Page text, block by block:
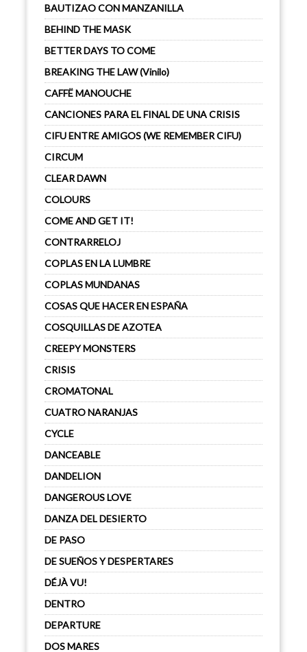
BAUTIZAO CON MANZANILLA
BEHIND THE MASK
BETTER DAYS TO COME
BREAKING THE LAW (Vinilo)
CAFFË MANOUCHE
CANCIONES PARA EL FINAL DE UNA CRISIS
CIFU ENTRE AMIGOS (WE REMEMBER CIFU)
CIRCUM
CLEAR DAWN
COLOURS
COME AND GET IT!
CONTRARRELOJ
COPLAS EN LA LUMBRE
COPLAS MUNDANAS
COSAS QUE HACER EN ESPAÑA
COSQUILLAS DE AZOTEA
CREEPY MONSTERS
CRISIS
CROMATONAL
CUATRO NARANJAS
CYCLE
DANCEABLE
DANDELION
DANGEROUS LOVE
DANZA DEL DESIERTO
DE PASO
DE SUEÑOS Y DESPERTARES
DÉJÀ VU!
DENTRO
DEPARTURE
DOS MARES